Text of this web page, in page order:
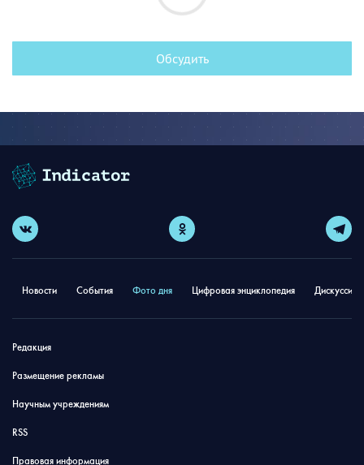
Обсудить
Новости События Фото дня Цифровая энциклопедия
Редакция
Размещение рекламы
Научным учреждениям
RSS
Правовая информация